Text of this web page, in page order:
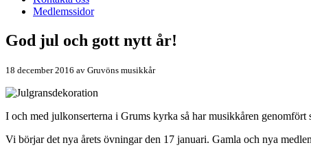
Medlemssidor
God jul och gott nytt år!
18 december 2016 av Gruvöns musikkår
I och med julkonserterna i Grums kyrka så har musikkåren
Vi börjar det nya årets övningar den 17 januari. Gamla och nya